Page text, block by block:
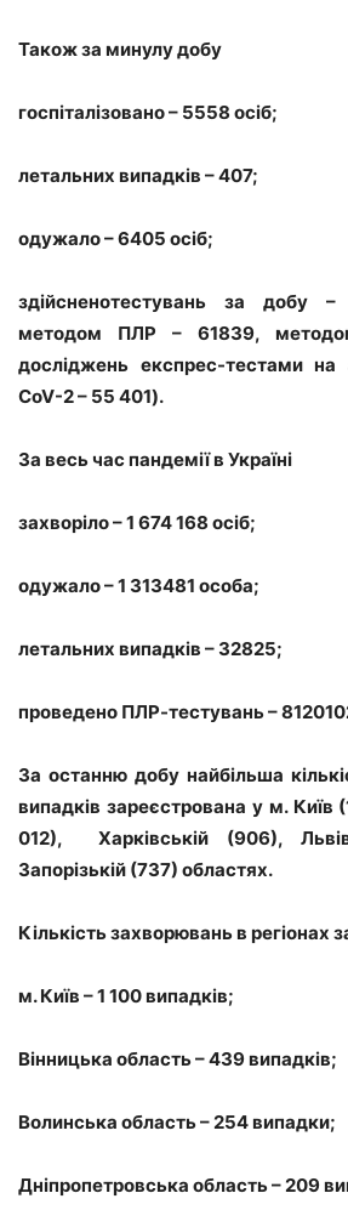
Також за минулу добу
госпіталізовано – 5558 осіб;
летальних випадків – 407;
одужало – 6405 осіб;
здійсненотестувань за добу
методом ПЛР – 61839,
досліджень експрес-тестами на
CoV-2 – 55 401).
За весь час пандемії в Україні
захворіло – 1 674 168 осіб;
одужало – 1 313481 особа;
летальних випадків – 32825;
проведено ПЛР-тестувань –
За останню добу найбільша
випадків зареєстрована у м. Київ
012), Харківській (906),
Запорізькій (737) областях.
Кількість захворювань в регіонах
м. Київ – 1 100 випадків;
Вінницька область – 439 випадків;
Волинська область – 254 випадки;
Дніпропетровська область – 209